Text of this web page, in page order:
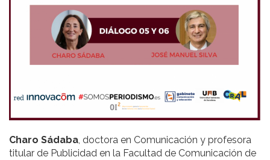
Charo Sádaba, doctora en Comunicación y profesora
titular de Publicidad en la Facultad de Comunicación de